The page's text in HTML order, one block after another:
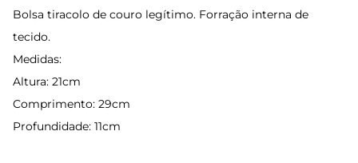
Bolsa tiracolo de couro legítimo. Forração interna de
tecido.
Medidas:
Altura: 21cm
Comprimento: 29cm
Profundidade: 11cm